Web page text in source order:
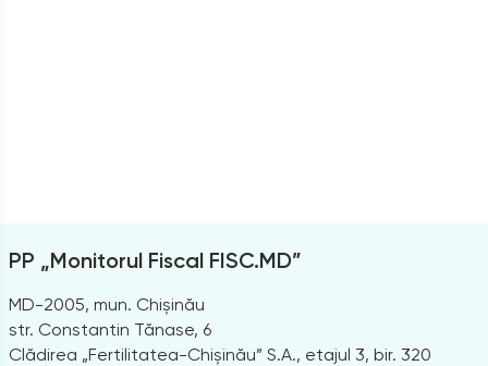
PP „Monitorul Fiscal FISC.MD”
MD-2005, mun. Chișinău
str. Constantin Tănase, 6
Clădirea „Fertilitatea-Chișinău” S.A., etajul 3, bir. 320